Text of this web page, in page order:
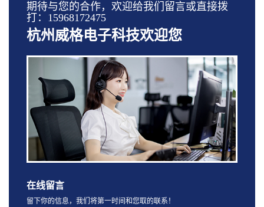
期待与您的合作，欢迎给我们留言或直接拨
打：15968172475
杭州威格电子科技欢迎您
在线留言
留下你的信息，我们将第一时间和您取的联系！